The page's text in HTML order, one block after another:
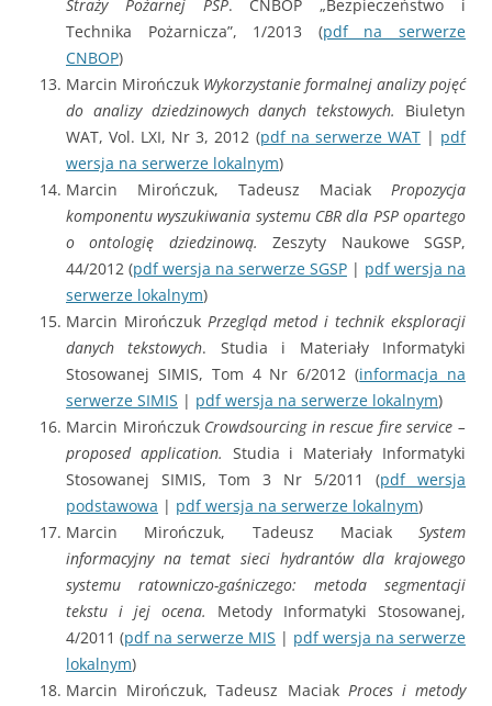
Straży Pożarnej PSP. CNBOP „Bezpieczeństwo i
Technika Pożarnicza”, 1/2013 (pdf na serwerze
CNBOP)
Marcin Mirończuk Wykorzystanie formalnej analizy pojęć
do analizy dziedzinowych danych tekstowych. Biuletyn
WAT, Vol. LXI, Nr 3, 2012 (pdf na serwerze WAT| pdf
wersja na serwerze lokalnym)
Marcin Mirończuk, Tadeusz Maciak Propozycja
komponentu wyszukiwania systemu CBR dla PSP opartego
o ontologię dziedzinową.Zeszyty Naukowe SGSP,
44/2012 (pdf wersja na serwerze SGSP | pdf wersja na
serwerze lokalnym)
Marcin Mirończuk Przegląd metod i technik eksploracji
danych tekstowych. Studia i Materiały Informatyki
Stosowanej SIMIS, Tom 4 Nr 6/2012 (informacja na
serwerze SIMIS | pdf wersja na serwerze lokalnym)
Marcin Mirończuk Crowdsourcing in rescue fire service –
proposed application. Studia i Materiały Informatyki
Stosowanej SIMIS, Tom 3 Nr 5/2011 (pdf wersja
podstawowa | pdf wersja na serwerze lokalnym)
Marcin Mirończuk, Tadeusz Maciak System
informacyjny na temat sieci hydrantów dla krajowego
systemu ratowniczo-gaśniczego: metoda segmentacji
tekstu i jej ocena. Metody Informatyki Stosowanej,
4/2011 (pdf na serwerze MIS | pdf wersja na serwerze
lokalnym)
Marcin Mirończuk, Tadeusz Maciak Proces i metody